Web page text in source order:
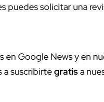
puedes solicitar una
en Google News y en
a suscribirtegratisa